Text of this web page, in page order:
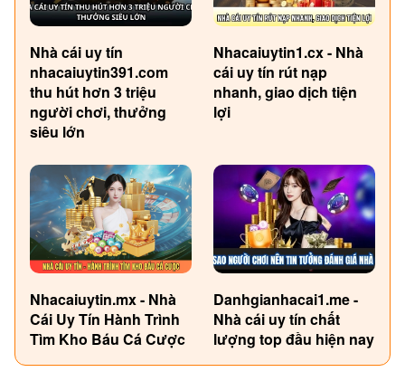
Nhà cái uy tín
nhacaiuytin391.com
thu hút hơn 3 triệu
người chơi, thưởng
siêu lớn
Nhacaiuytin1.cx - Nhà
cái uy tín rút nạp
nhanh, giao dịch tiện
lợi
Nhacaiuytin.mx - Nhà
Cái Uy Tín Hành Trình
Tìm Kho Báu Cá Cược
Danhgianhacai1.me -
Nhà cái uy tín chất
lượng top đầu hiện nay